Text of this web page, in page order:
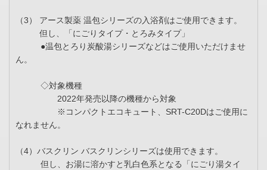
（3） アース製薬 温包シリーズの入浴剤はご使用できます。
但し、「にごりタイプ・とろみタイプ」
●温包とろり炭酸湯シリーズなどはご使用いただけませ
ん。
◇対象機種
2022年発売以降の機種から対象
※コンパクトエコキュート、SRT-C20Dはご使用に
なれません。
（4）バスクリン バスクリンシリーズは使用できます。
但し、お湯に溶かすと乳白色系となる「にごり湯タイ